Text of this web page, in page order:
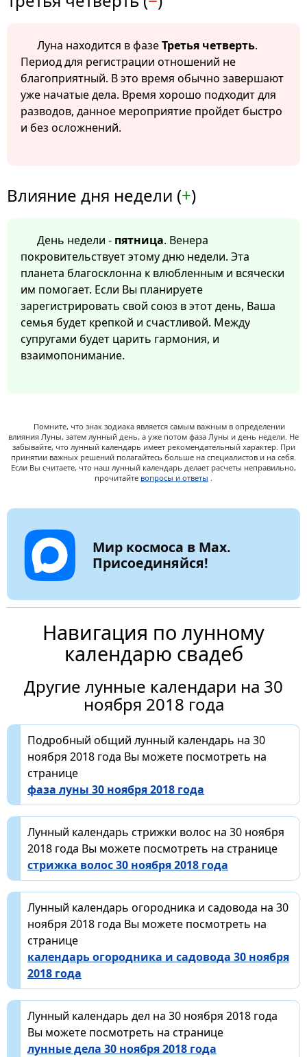
Луна находится в фазеТретья четверть.
Период для регистрации отношений не
благоприятный. В это время обычно завершают
уже начатые дела. Время хорошо подходит для
разводов, данное мероприятие пройдет быстро
и без осложнений.
Влияние дня недели (+)
День недели - пятница. Венера
покровительствует этому дню недели. Эта
планета благосклонна к влюбленным и всячески
им помогает. Если Вы планируете
зарегистрировать свой союз в этот день, Ваша
семья будет крепкой и счастливой. Между
супругами будет царить гармония, и
взаимопонимание.
Помните, что знак зодиака является самым важным в определении
влияния Луны, затем лунный день, а уже потом фаза Луны и день недели. Не
забывайте, что лунный календарь имеет рекомендательный характер. При
принятии важных решений полагайтесь больше на специалистов и на себя.
Если Вы считаете, что наш лунный календарь делает расчеты неправильно,
прочитайте вопросы и ответы .
Мир космоса в Max.
Присоединяйся!
Навигация по лунному
календарю свадеб
Другие лунные календари на 30
ноября 2018 года
Подробный общий лунный календарь на 30
ноября 2018 года Вы можете посмотреть на
странице
фаза луны 30 ноября 2018 года
Лунный календарь стрижки волос на 30 ноября
2018 года Вы можете посмотреть на странице
стрижка волос 30 ноября 2018 года
Лунный календарь огородника и садовода на 30
ноября 2018 года Вы можете посмотреть на
странице
календарь огородника и садовода 30 ноября
2018 года
Лунный календарь дел на 30 ноября 2018 года
Вы можете посмотреть на странице
лунные дела 30 ноября 2018 года